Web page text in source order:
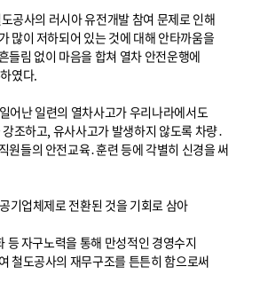
공사의 러시아 유전개발 참여 문제로 인해
많이 저하되어 있는 것에 대해 안타까움을
들림 없이 마음을 합쳐 열차 안전운행에
였다.
어난 일련의 열차사고가 우리나라에서도
조하고, 유사사고가 발생하지 않도록 차량․
원들의 안전교육․훈련 등에 각별히 신경을 써
기업체제로 전환된 것을 기회로 삼아
등 자구노력을 통해 만성적인 경영수지
철도공사의 재무구조를 튼튼히 함으로써